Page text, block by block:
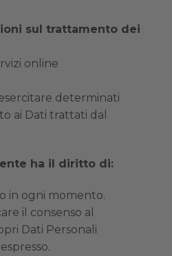
sul trattamento dei
online
determinati
ai Dati trattati dal
ha il diritto di:
in ogni momento.
il consenso al
Dati Personali